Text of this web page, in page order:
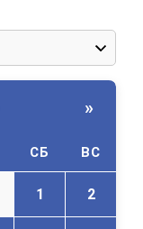
»
СБ ВС
1 2